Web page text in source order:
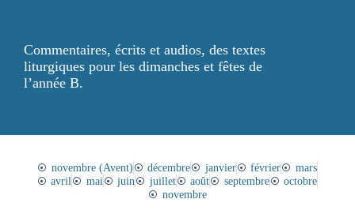
Commentaires, écrits et audios, des textes
liturgiques pour les dimanches et fêtes de
l’année B.
novembre (Avent) décembre janvier février
mars
avril
mai juin juillet août septembre
octobre
novembre